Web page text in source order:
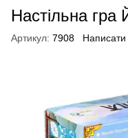
Настільна гра
Артикул: 7908 Написати